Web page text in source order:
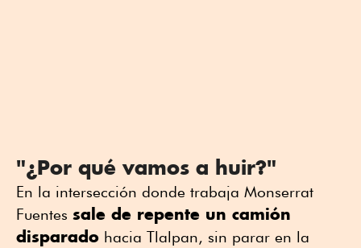
"¿Por qué vamos a huir?"
En la intersección donde trabaja Monserrat
Fuentes sale de repente un camión
disparado hacia Tlalpan, sin parar en la